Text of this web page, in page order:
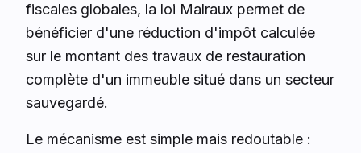
fiscales globales, la loi Malraux permet de
bénéficier d'une réduction d'impôt calculée
sur le montant des travaux de restauration
complète d'un immeuble situé dans un secteur
sauvegardé.
Le mécanisme est simple mais redoutable :